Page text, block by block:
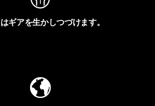
ギアを生かしつづけます。